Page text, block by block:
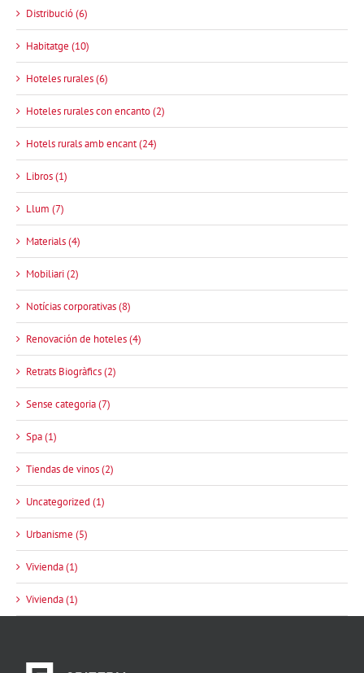
Distribució (6)
Habitatge (10)
Hoteles rurales (6)
Hoteles rurales con encanto (2)
Hotels rurals amb encant (24)
Libros (1)
Llum (7)
Materials (4)
Mobiliari (2)
Notícias corporativas (8)
Renovación de hoteles (4)
Retrats Biogràfics (2)
Sense categoria (7)
Spa (1)
Tiendas de vinos (2)
Uncategorized (1)
Urbanisme (5)
Vivienda (1)
Vivienda (1)